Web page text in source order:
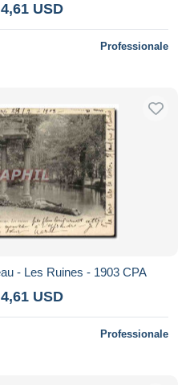
USD
Professionale
- Les Ruines - 1903 CPA
USD
Professionale